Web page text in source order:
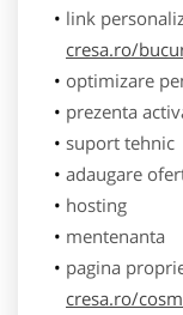
link
cresa.ro/
optimizare
prezenta
suport tehnic
adaugare
hosting
mentenanta
pagina
cresa.ro/